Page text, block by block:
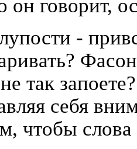
он говорит,
-
так
себя
чтобы